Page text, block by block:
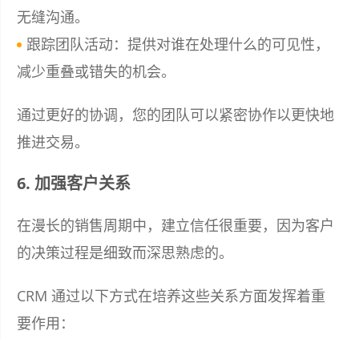
无缝沟通。
跟踪团队活动：提供对谁在处理什么的可见性，
减少重叠或错失的机会。
通过更好的协调，您的团队可以紧密协作以更快地
推进交易。
6. 加强客户关系
在漫长的销售周期中，建立信任很重要，因为客户
的决策过程是细致而深思熟虑的。
CRM 通过以下方式在培养这些关系方面发挥着重
要作用：